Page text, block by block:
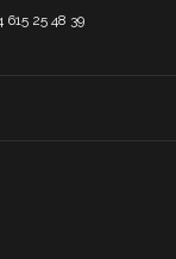
615 25 48 39